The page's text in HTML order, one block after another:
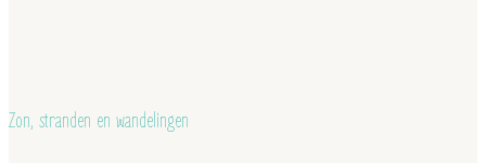
Zon, stranden en wandelingen